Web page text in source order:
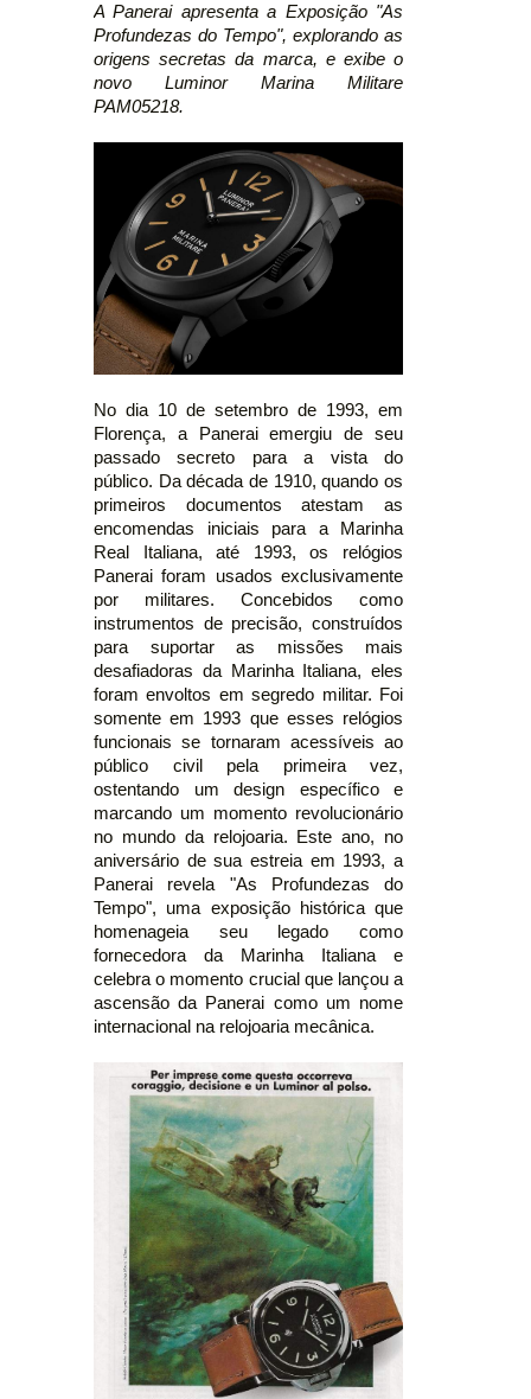
A Panerai apresenta a Exposição "As
Profundezas do Tempo", explorando as
origens secretas da marca, e exibe o
novo Luminor Marina Militare
PAM05218.
No dia 10 de setembro de 1993, em
Florença, a Panerai emergiu de seu
passado secreto para a vista do
público. Da década de 1910, quando os
primeiros documentos atestam as
encomendas iniciais para a Marinha
Real Italiana, até 1993, os relógios
Panerai foram usados exclusivamente
por militares. Concebidos como
instrumentos de precisão, construídos
para suportar as missões mais
desafiadoras da Marinha Italiana, eles
foram envoltos em segredo militar. Foi
somente em 1993 que esses relógios
funcionais se tornaram acessíveis ao
público civil pela primeira vez,
ostentando um design específico e
marcando um momento revolucionário
no mundo da relojoaria. Este ano, no
aniversário de sua estreia em 1993, a
Panerai revela "As Profundezas do
Tempo", uma exposição histórica que
homenageia seu legado como
fornecedora da Marinha Italiana e
celebra o momento crucial que lançou a
ascensão da Panerai como um nome
internacional na relojoaria mecânica.